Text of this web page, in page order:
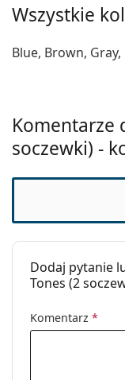
Właściwości
Zawartość wody:
Filtr UV:
Silikonowo-
hydrożelowe:
Ważność:
ułatwiające
manipulację:
w soczewkach:
Wszystkie
Blue, Brown,
Komentarze
soczewki) -
Dodaj pytanie
Tones (2
Komentarz *